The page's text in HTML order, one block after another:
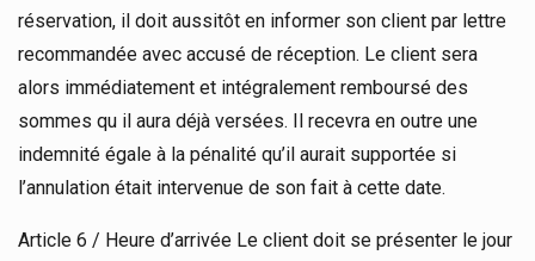
réservation, il doit aussitôt en informer son client par lettre
recommandée avec accusé de réception. Le client sera
alors immédiatement et intégralement remboursé des
sommes qu il aura déjà versées. Il recevra en outre une
indemnité égale à la pénalité qu’il aurait supportée si
l’annulation était intervenue de son fait à cette date.
Article 6 / Heure d’arrivée Le client doit se présenter le jour